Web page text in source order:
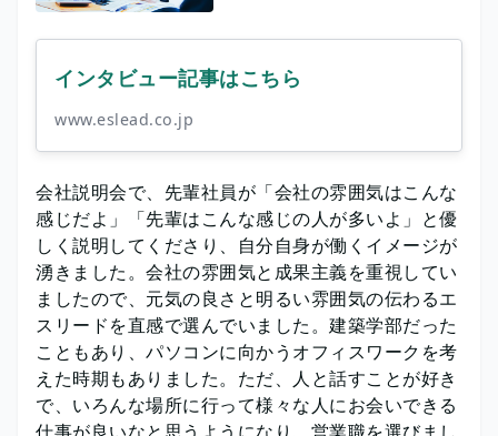
インタビュー記事はこちら
www.eslead.co.jp
会社説明会で、先輩社員が「会社の雰囲気はこんな
感じだよ」「先輩はこんな感じの人が多いよ」と優
しく説明してくださり、自分自身が働くイメージが
湧きました。会社の雰囲気と成果主義を重視してい
ましたので、元気の良さと明るい雰囲気の伝わるエ
スリードを直感で選んでいました。建築学部だった
こともあり、パソコンに向かうオフィスワークを考
えた時期もありました。ただ、人と話すことが好き
で、いろんな場所に行って様々な人にお会いできる